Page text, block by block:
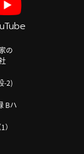
の
-2)
Bハ